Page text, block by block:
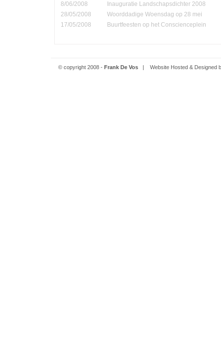
8/06/2008
Inauguratie Landschapsdichter 2008
28/05/2008
Woorddadige Woensdag op 28 mei
17/05/2008
Buurtfeesten op het Conscienceplein
© copyright 2008 - Frank De Vos| Website Hosted & Designed